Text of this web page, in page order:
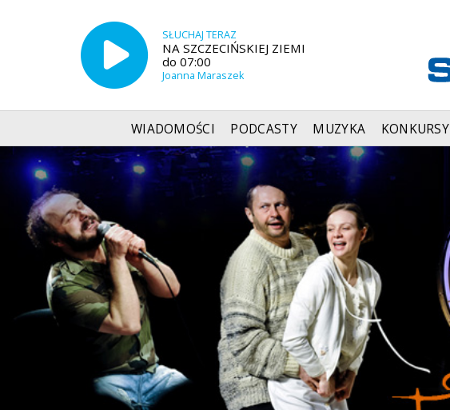
SŁUCHAJ TERAZ
NA SZCZECIŃSKIEJ ZIEMI
do 07:00
Joanna Maraszek
WIADOMOŚCI PODCASTY MUZYKA KONKURSY